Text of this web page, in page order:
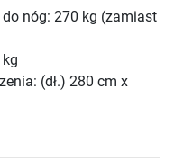
nóg: 270 kg (zamiast
(dł.) 280 cm x